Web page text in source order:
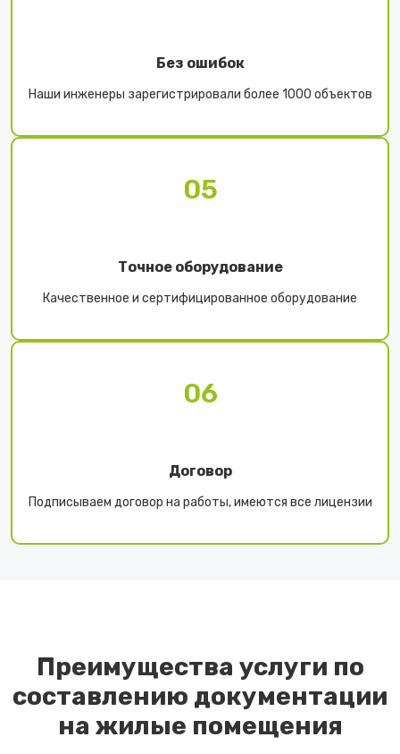
Без ошибок
Наши инженеры зарегистрировали более 1000 объектов
05
Точное оборудование
Качественное и сертифицированное оборудование
06
Договор
Подписываем договор на работы, имеются все лицензии
Преимущества услуги по
составлению документации
на жилые помещения